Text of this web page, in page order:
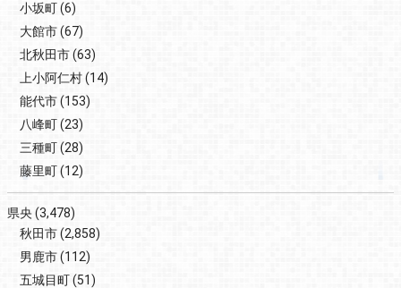
小坂町(6)
大館市(67)
北秋田市(63)
上小阿仁村(14)
能代市(153)
八峰町(23)
三種町(28)
藤里町(12)
県央(3,478)
秋田市(2,858)
男鹿市(112)
五城目町(51)